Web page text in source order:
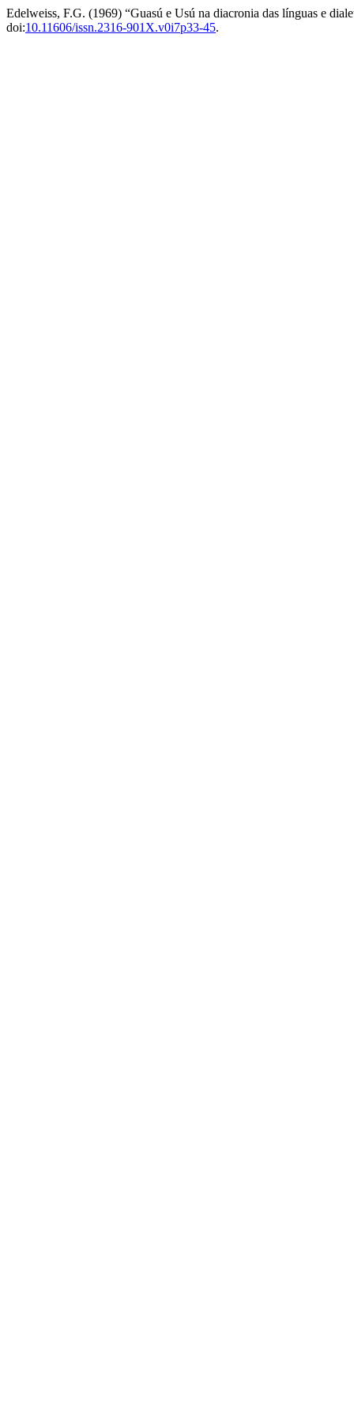
Edelweiss, F.G. (1969) “Guasú e Usú na diacronia das línguas e
doi:10.11606/issn.2316-901X.v0i7p33-45.